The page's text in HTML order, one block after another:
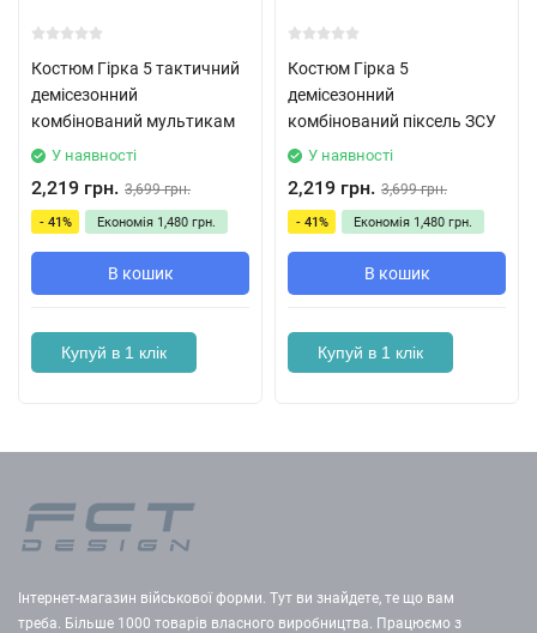
Костюм Гірка 5 тактичний
демісезонний
комбінований мультикам
У наявності
2,219 грн. 3,699 грн.
- 41% Економія 1,480 грн.
В кошик
Купуй в 1 клік
Костюм Гірка 5
демісезонний
комбінований піксель ЗСУ
У наявності
2,219 грн. 3,699 грн.
- 41% Економія 1,480 грн.
В кошик
Купуй в 1 клік
Інтернет-магазин військової форми. Тут ви знайдете, те що вам
треба. Більше 1000 товарів власного виробництва. Працюємо з